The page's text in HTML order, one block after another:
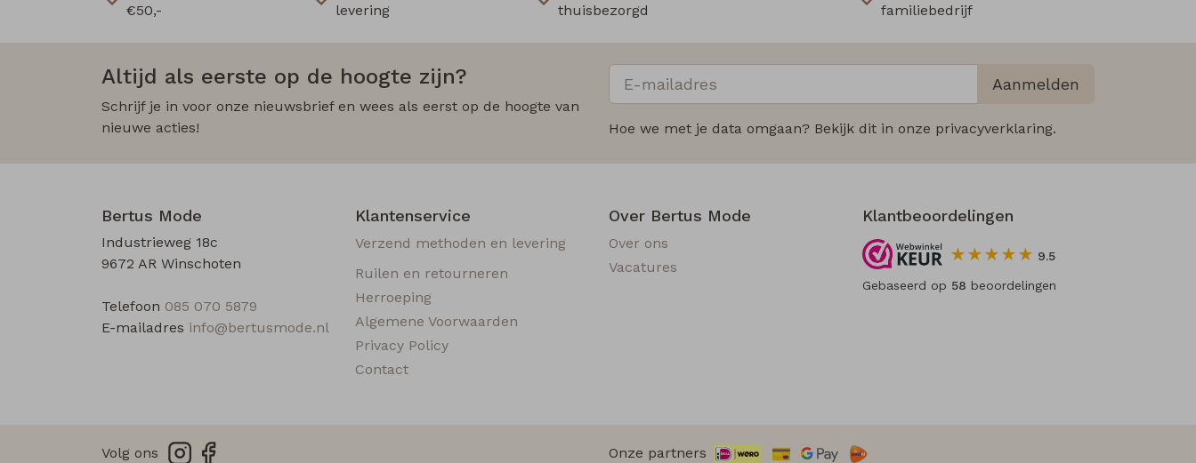
€50,-
levering
thuisbezorgd
familiebedrijf
Altijd als eerste op de hoogte zijn?
Schrijf je in voor onze nieuwsbrief en wees als eerst op de hoogte van
nieuwe acties!
Aanmelden
Hoe we met je data omgaan? Bekijk dit in onze privacyverklaring.
Bertus Mode
Industrieweg 18c
9672 AR Winschoten
Telefoon 085 070 5879
E-mailadres info@bertusmode.nl
Klantenservice
Verzend methoden en levering
Ruilen en retourneren
Herroeping
Algemene Voorwaarden
Privacy Policy
Contact
Over Bertus Mode
Over ons
Vacatures
Klantbeoordelingen
9.5
Gebaseerd op 58 beoordelingen
Volg ons Onze partners